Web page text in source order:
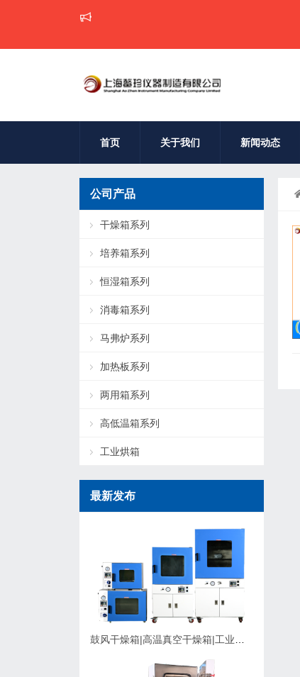
首页 关于我们 新闻动态
公司产品
干燥箱系列
培养箱系列
恒湿箱系列
消毒箱系列
马弗炉系列
加热板系列
两用箱系列
高低温箱系列
工业烘箱
最新发布